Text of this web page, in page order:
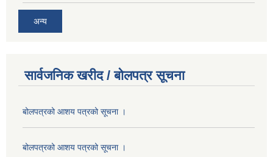
अन्य
सार्वजनिक खरीद / बोलपत्र सूचना
बोलपत्रको आशय पत्रको सूचना ।
बोलपत्रको आशय पत्रको सूचना ।